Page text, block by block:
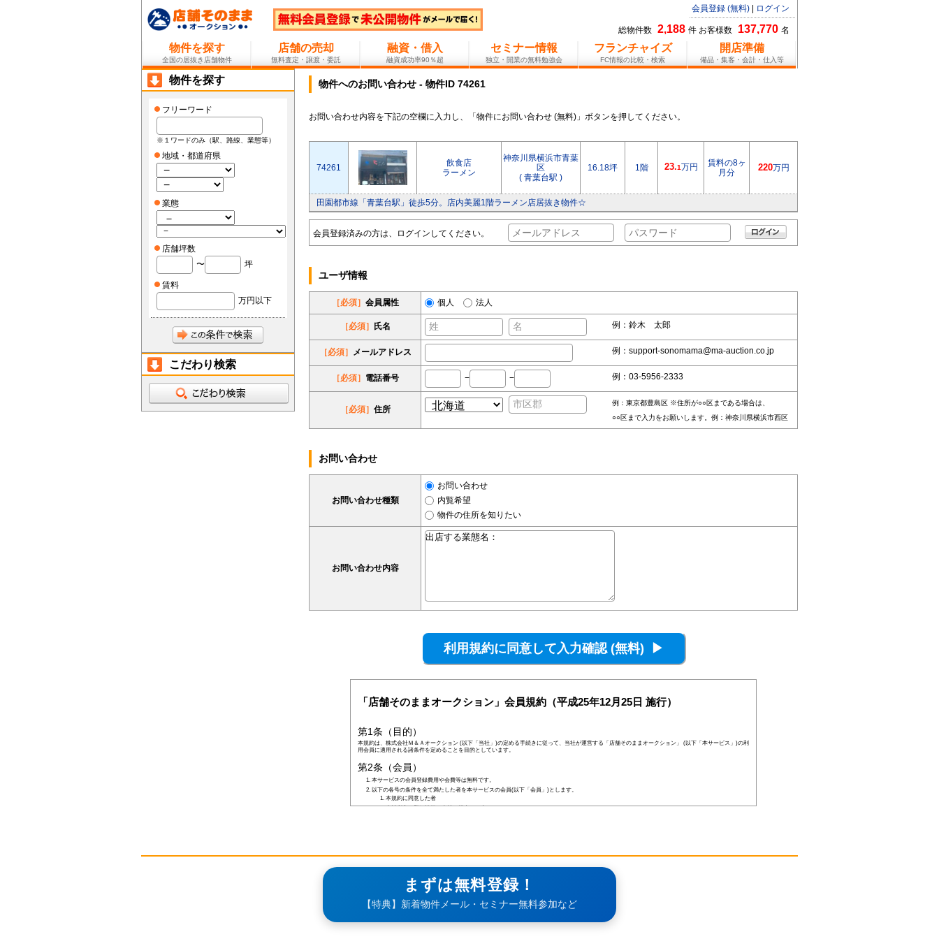
会員登録 (無料) ログイン
総物件数 2,188 件 お客様数 137,770 名
物件を探す
全国の居抜き店舗物件
店舗の売却
無料査定・譲渡・委託
融資・借入
融資成功率90％超
セミナー情報
独立・開業の無料勉強会
フランチャイズ
FC情報の比較・検索
開店準備
備品・集客・会計・仕入等
物件へのお問い合わせ - 物件ID 74261
お問い合わせ内容を下記の空欄に入力し、「物件にお問い合わせ (無料)」ボタンを押してください。
74261
飲食店
ラーメン
神奈川県横浜市青葉
区
( 青葉台駅 )
16.18坪 1階 23.1万円
賃料の8ヶ
月分
220万円
田園都市線「青葉台駅」徒歩5分。店内美麗1階ラーメン店居抜き物件☆
会員登録済みの方は、ログインしてください。
ユーザ情報
［必須］ 会員属性 個人 法人
［必須］ 氏名 例：鈴木 太郎
［必須］ メールアドレス 例：support-sonomama@ma-auction.co.jp
［必須］ 電話番号 − − 例：03-5956-2333
［必須］ 住所
例：東京都豊島区 ※住所が○○区まである場合は、
○○区まで入力をお願いします。例：神奈川県横浜市西区
お問い合わせ
お問い合わせ種類
お問い合わせ
内覧希望
物件の住所を知りたい
お問い合わせ内容
「店舗そのままオークション」会員規約（平成25年12月25日 施行）
第1条（目的）
本規約は、株式会社Ｍ＆Ａオークション (以下「当社」)の定める手続きに従って、当社が運営する「店舗そのままオークション」 (以下「本サービス」)の利
用会員に適用される諸条件を定めることを目的としています。
第2条（会員）
本サービスの会員登録費用や会費等は無料です。
以下の各号の条件を全て満たした者を本サービスの会員(以下「会員」)とします。
本規約に同意した者
当社所定の登録情報を当社へ提出した者
合を除きます)
日本国外に在住の者
当社へ虚偽の事項を報告した者
破産状態もしくはそれと同等の状態にあり、信用状態が著しく悪化している者
二重に会員登録している者
当社、本サービス、又は他の会員の信用もしくは権利を侵害する恐れがあると当社が判断した者
物件を探す
フリーワード
※１ワードのみ（駅、路線、業態等）
地域・都道府県
業態
店舗坪数
〜
坪
賃料
万円以下
こだわり検索
まずは無料登録！
【特典】新着物件メール・セミナー無料参加など